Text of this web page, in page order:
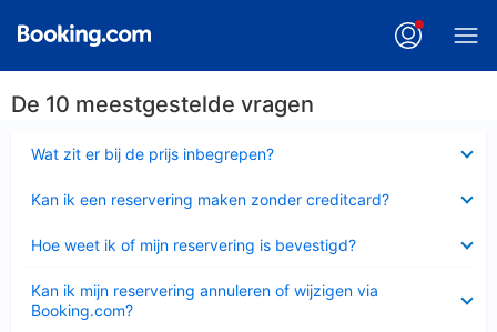
De 10 meestgestelde vragen
Wat zit er bij de prijs inbegrepen?
Kan ik een reservering maken zonder creditcard?
Hoe weet ik of mijn reservering is bevestigd?
Kan ik mijn reservering annuleren of wijzigen via
Booking.com?